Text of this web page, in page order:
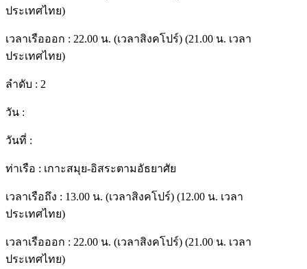
ประเทศไทย)
เวลาเรือออก : 22.00 น. (เวลาสิงคโปร์) (21.00 น. เวลา
ประเทศไทย)
ลำดับ : 2
วัน :
วันที่ :
ท่าเรือ : เกาะสมุย-อิสระตามอัธยาศัย
เวลาเรือถึง : 13.00 น. (เวลาสิงคโปร์) (12.00 น. เวลา
ประเทศไทย)
เวลาเรือออก : 22.00 น. (เวลาสิงคโปร์) (21.00 น. เวลา
ประเทศไทย)